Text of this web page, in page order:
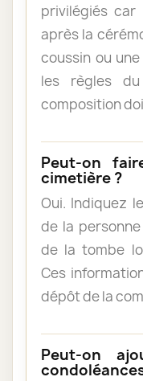
privilégiés
après la
coussin ou
les règles
composition
Peut-on
cimetière ?
Oui. Indiquez
de la
de la tombe
Ces
dépôt de la
Peut-on